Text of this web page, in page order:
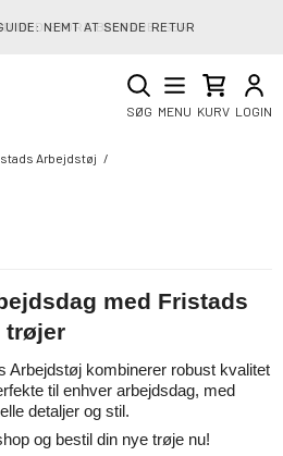
NEMT AT SENDE RETUR
SØG MENU KURV LOGIN
Arbejdstøj /
med Fristads
trøjer
Arbejdstøj kombinerer robust kvalitet
til enhver arbejdsdag, med
detaljer og stil.
og bestil din nye trøje nu!